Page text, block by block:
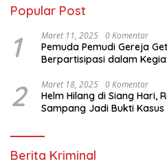
Popular Post
1 Maret 11, 2025 0 Komentar
Pemuda Pemudi Gereja
Berpartisipasi dalam
Kegiatan Paskah
2 Maret 18, 2025 0 Komentar
Helm Hilang di Siang Hari,
Sampang Jadi Bukti Kasus
Berita Kriminal